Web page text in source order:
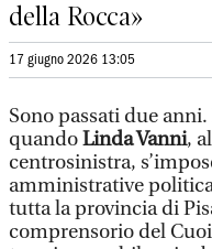
della Rocca»
17 giugno 2026 13:05
Sono passati due
quandoLinda Vanni,
centrosinistra,
amministrative
tutta la provincia di
comprensorio del